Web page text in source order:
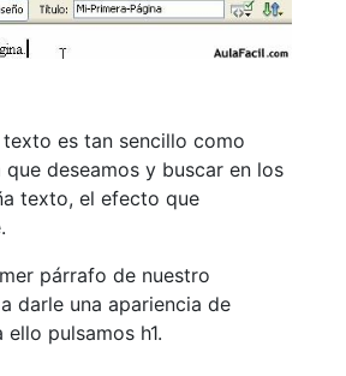
es tan sencillo como
deseamos y buscar en los
texto, el efecto que
párrafo de nuestro
darle una apariencia de
ello pulsamos h1.